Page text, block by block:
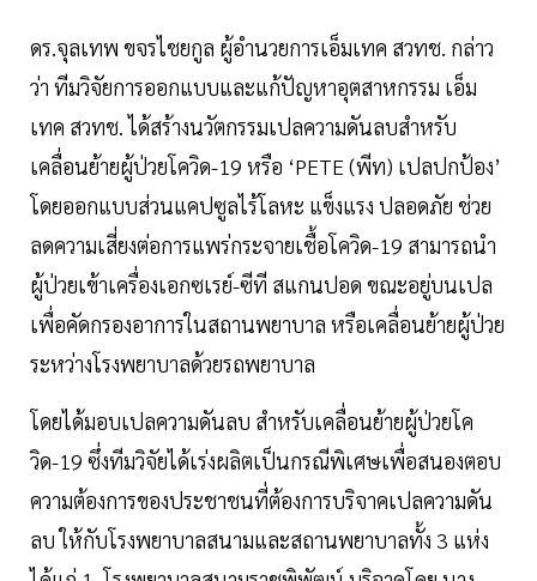
ดร.จุลเทพ ขจรไชยกูล ผู้อำนวยการเอ็มเทค สวทช. กล่าว
ว่า ทีมวิจัยการออกแบบและแก้ปัญหาอุตสาหกรรม เอ็ม
เทค สวทช. ได้สร้างนวัตกรรมเปลความดันลบสำหรับ
เคลื่อนย้ายผู้ป่วยโควิด-19 หรือ ‘PETE (พีท) เปลปกป้อง’
โดยออกแบบส่วนแคปซูลไร้โลหะ แข็งแรง ปลอดภัย ช่วย
ลดความเสี่ยงต่อการแพร่กระจายเชื้อโควิด-19 สามารถนำ
ผู้ป่วยเข้าเครื่องเอกซเรย์-ซีที สแกนปอด ขณะอยู่บนเปล
เพื่อคัดกรองอาการในสถานพยาบาล หรือเคลื่อนย้ายผู้ป่วย
ระหว่างโรงพยาบาลด้วยรถพยาบาล
โดยได้มอบเปลความดันลบ สำหรับเคลื่อนย้ายผู้ป่วยโค
วิด-19 ซึ่งทีมวิจัยได้เร่งผลิตเป็นกรณีพิเศษเพื่อสนองตอบ
ความต้องการของประชาชนที่ต้องการบริจาคเปลความดัน
ลบ ให้กับโรงพยาบาลสนามและสถานพยาบาลทั้ง 3 แห่ง